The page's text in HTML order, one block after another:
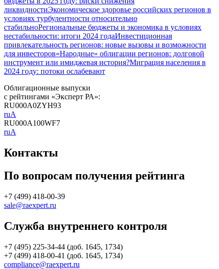
ликвидностиЭкономическое здоровье российских регионов в
условиях турбулентности относительно
стабильноРегиональные бюджеты и экономика в условиях
нестабильности: итоги 2024 годаИнвестиционная
привлекательность регионов: новые вызовы и возможности
для инвесторов«Народные» облигации регионов: долговой
инструмент или имиджевая история?Миграция населения в
2024 году: потоки ослабевают
Облигационные выпуски
с рейтингами «Эксперт РА»:
RU000A0ZYH93
ruA
RU000A100WF7
ruA
Контакты
По вопросам получения рейтинга
+7 (499) 418-00-39
sale@raexpert.ru
Служба внутреннего контроля
+7 (495) 225-34-44 (доб. 1645, 1734)
+7 (499) 418-00-41 (доб. 1645, 1734)
compliance@raexpert.ru